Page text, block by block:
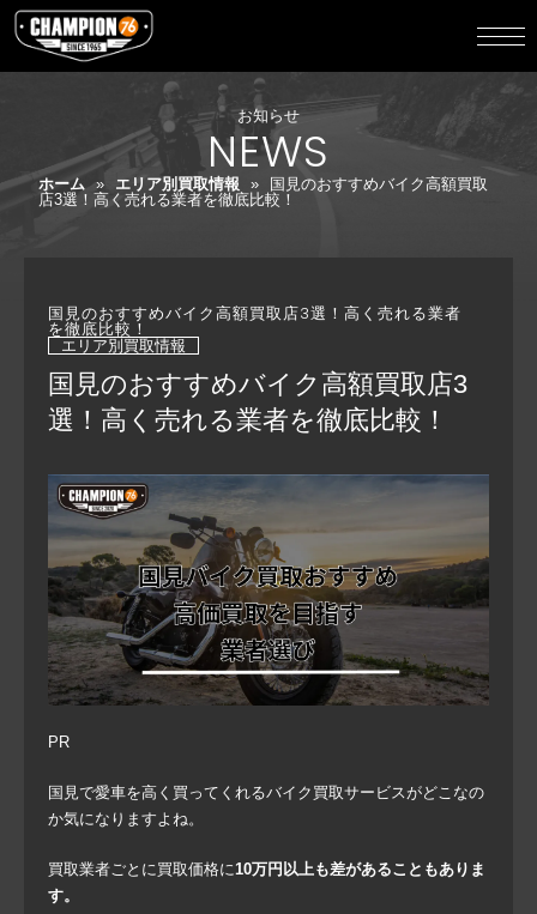
お知らせ
NEWS
ホーム » エリア別買取情報 »
国見のおすすめバイク高額買取
店3選！高く売れる業者を徹底比較！
国見のおすすめバイク高額買取店3選！高く売れる業者
を徹底比較！
エリア別買取情報
国見のおすすめバイク高額買取店3
選！高く売れる業者を徹底比較！
PR
国見で愛車を高く買ってくれるバイク買取サービスがどこなの
か気になりますよね。
買取業者ごとに買取価格に10万円以上も差があることもありま
す。